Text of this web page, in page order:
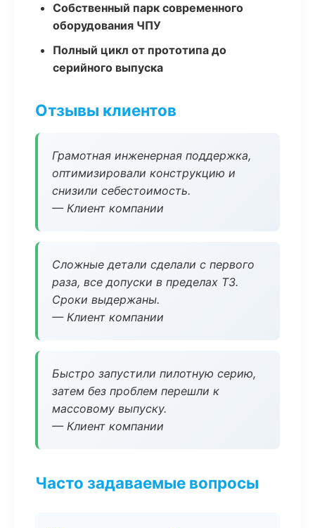
Собственный парк современного
оборудования ЧПУ
Полный цикл от прототипа до
серийного выпуска
Отзывы клиентов
Грамотная инженерная поддержка,
оптимизировали конструкцию и
снизили себестоимость.
— Клиент компании
Сложные детали сделали с первого
раза, все допуски в пределах ТЗ.
Сроки выдержаны.
— Клиент компании
Быстро запустили пилотную серию,
затем без проблем перешли к
массовому выпуску.
— Клиент компании
Часто задаваемые вопросы